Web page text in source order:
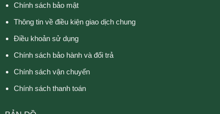
Chính sách bảo mật
Thông tin về điều kiện giao dịch chung
Điều khoản sử dụng
Chính sách bảo hành và đổi trả
Chính sách vận chuyển
Chính sách thanh toán